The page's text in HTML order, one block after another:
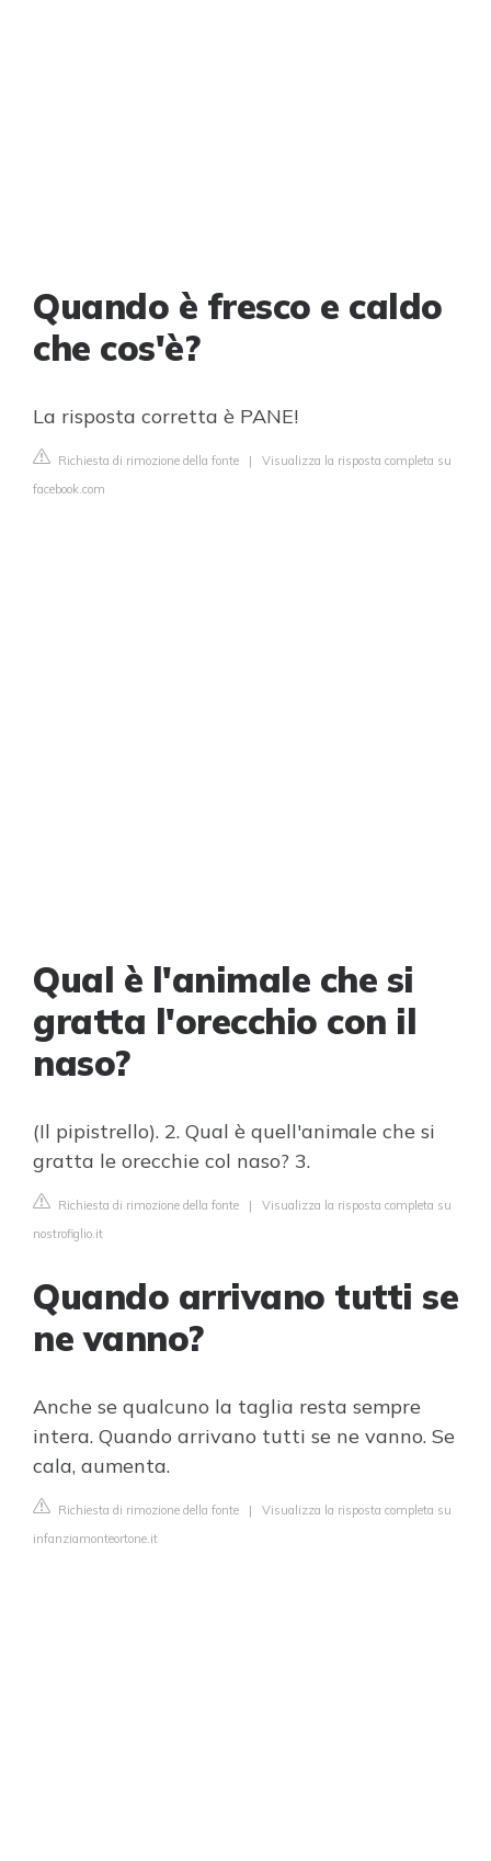
Quando è fresco e caldo
che cos'è?
La risposta corretta è PANE!
Richiesta di rimozione della fonte | Visualizza la risposta completa su
facebook.com
Qual è l'animale che si
gratta l'orecchio con il
naso?
(Il pipistrello). 2. Qual è quell'animale che si
gratta le orecchie col naso? 3.
Richiesta di rimozione della fonte | Visualizza la risposta completa su
nostrofiglio.it
Quando arrivano tutti se
ne vanno?
Anche se qualcuno la taglia resta sempre
intera. Quando arrivano tutti se ne vanno. Se
cala, aumenta.
Richiesta di rimozione della fonte | Visualizza la risposta completa su
infanziamonteortone.it